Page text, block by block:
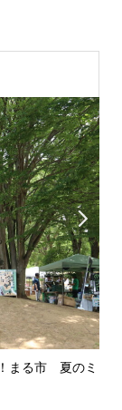
まる市 夏のミ
